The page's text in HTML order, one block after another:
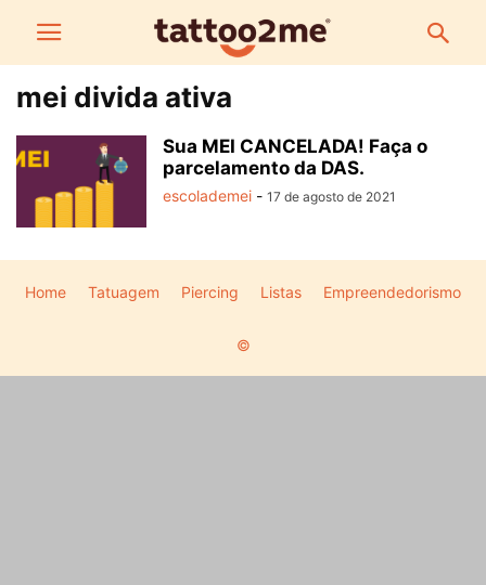
mei divida ativa
Sua MEI CANCELADA! Faça o
parcelamento da DAS.
escolademei - 17 de agosto de 2021
Home Tatuagem Piercing Listas Empreendedorismo
©